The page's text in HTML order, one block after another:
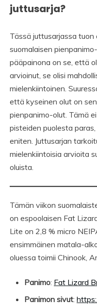
juttusarja?
Tässä juttusarjassa tuon
suomalaisen
pääpainona on se, että
arvioinut, se olisi
mielenkiintoinen.
että kyseinen olut on
pienpanimo-olut. Tämä
pisteiden puolesta
eniten. Juttusarjan
mielenkiintoisia arvioita
oluista.
Tämän viikon
on espoolaisen Fat
Lite on 2,8 % micro
ensimmäinen matala-
oluessa toimii Chinook,
Panimo: Fat Lizard
Panimon sivut: